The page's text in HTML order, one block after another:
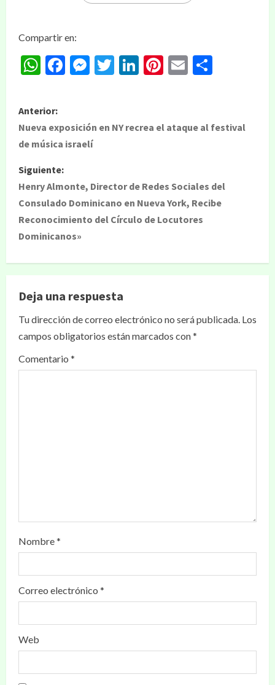
Compartir en:
WhatsApp
Facebook
Messenger
Twitter
LinkedIn
Pinterest
Email
Anterior:
Nueva exposición en NY recrea el ataque al festival
de música israelí
Siguiente:
Henry Almonte, Director de Redes Sociales del
Consulado Dominicano en Nueva York, Recibe
Reconocimiento del Círculo de Locutores
Dominicanos»
Deja una respuesta
Tu dirección de correo electrónico no será publicada. Los
campos obligatorios están marcados con*
Comentario *
Nombre*
Correo electrónico *
Web